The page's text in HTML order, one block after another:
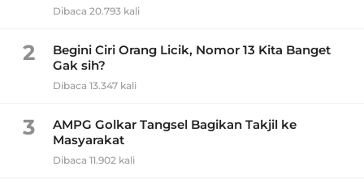
Dibaca 20.793 kali
2
Begini Ciri Orang Licik, Nomor 13 Kita Banget
Gak sih?
Dibaca 13.347 kali
3
AMPG Golkar Tangsel Bagikan Takjil ke
Masyarakat
Dibaca 11.902 kali